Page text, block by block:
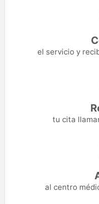
el servicio y
tu cita
al centro